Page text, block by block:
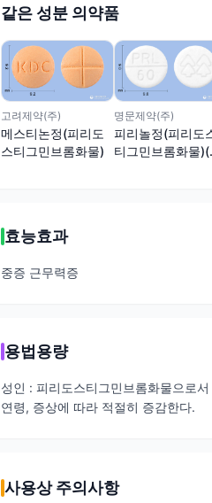
같은 성분 의약품
고려제약(주)
메스티논정(피리도
스티그민브롬화물)
명문제약(주)
피리놀정(피리도
티그민브롬화물)(
효능효과
중증 근무력증
용법용량
성인 : 피리도스티그민브롬화물으로
연령, 증상에 따라 적절히 증감한다.
사용상 주의사항